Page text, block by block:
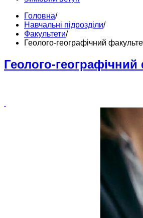
Головна/
Навчальні підрозділи/
Факультети/
Геолого-географічний
Геолого-географічний